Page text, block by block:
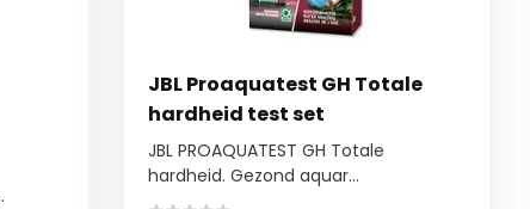
JBL Proaquatest GH Totale
hardheid test set
JBL PROAQUATEST GH Totale
hardheid. Gezond aquar...